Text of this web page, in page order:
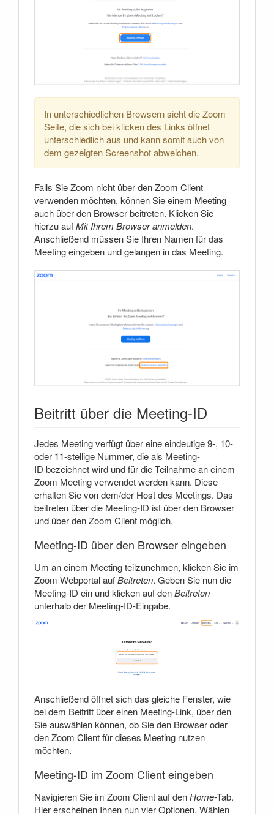
In unterschiedlichen Browsern sieht die Zoom
Seite, die sich bei klicken des Links öffnet
unterschiedlich aus und kann somit auch von
dem gezeigten Screenshot abweichen.
Falls Sie Zoom nicht über den Zoom Client
verwenden möchten, können Sie einem Meeting
auch über den Browser beitreten. Klicken Sie
hierzu aufMit Ihrem Browser anmelden.
Anschließend müssen Sie Ihren Namen für das
Meeting eingeben und gelangen in das Meeting.
Beitritt über die Meeting-ID
Jedes Meeting verfügt über eine eindeutige 9-, 10-
oder 11-stellige Nummer, die als Meeting-
ID bezeichnet wird und für die Teilnahme an einem
Zoom Meeting verwendet werden kann. Diese
erhalten Sie von dem/der Host des Meetings. Das
beitreten über die Meeting-ID ist über den Browser
und über den Zoom Client möglich.
Meeting-ID über den Browser eingeben
Um an einem Meeting teilzunehmen, klicken Sie im
Zoom Webportal aufBeitreten. Geben Sie nun die
Meeting-ID ein und klicken auf denBeitreten
unterhalb der Meeting-ID-Eingabe.
Anschließend öffnet sich das gleiche Fenster, wie
bei dem Beitritt über einen Meeting-Link, über den
Sie auswählen können, ob Sie den Browser oder
den Zoom Client für dieses Meeting nutzen
möchten.
Meeting-ID im Zoom Client eingeben
Navigieren Sie im Zoom Client auf denHome-Tab.
Hier erscheinen Ihnen nun vier Optionen. Wählen